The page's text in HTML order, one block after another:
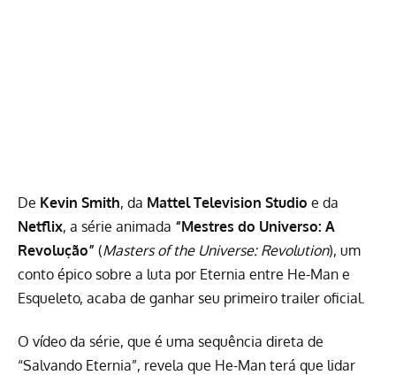
De Kevin Smith, da Mattel Television Studio e da
Netflix, a série animada “Mestres do Universo: A
Revolução” (Masters of the Universe: Revolution), um
conto épico sobre a luta por Eternia entre He-Man e
Esqueleto, acaba de ganhar seu primeiro trailer oficial.
O vídeo da série, que é uma sequência direta de
“Salvando Eternia”, revela que He-Man terá que lidar